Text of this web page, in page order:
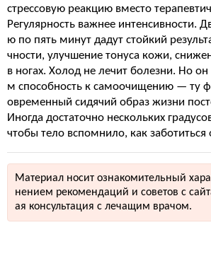
стрессовую реакцию вместо
Регулярность важнее интенсивности.
ю по пять минут дадут стойкий
чности, улучшение тонуса кожи,
в ногах. Холод не лечит болезни. Но он
м способность к самоочищению — ту
овременный сидячий образ жизни
Иногда достаточно нескольких
чтобы тело вспомнило, как заботиться
Материал носит ознакомительный
нением рекомендаций и советов с
ая консультация с лечащим врачом.